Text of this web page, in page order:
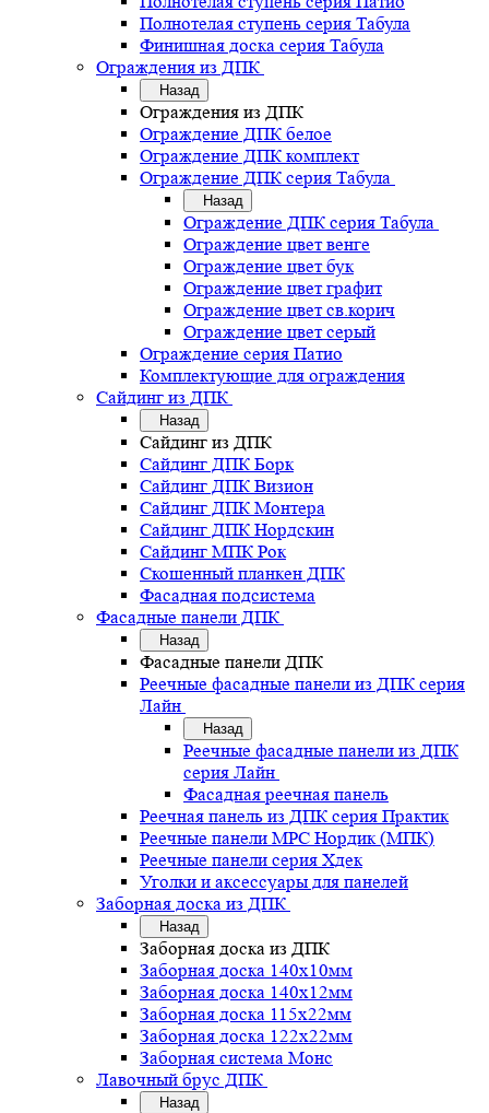
Полнотелая ступень серия Табула
Финишная доска серия Табула
Ограждения из ДПК
Назад
Ограждения из ДПК
Ограждение ДПК белое
Ограждение ДПК комплект
Ограждение ДПК серия Табула
Назад
Ограждение ДПК серия Табула
Ограждение цвет венге
Ограждение цвет бук
Ограждение цвет графит
Ограждение цвет св.корич
Ограждение цвет серый
Ограждение серия Патио
Комплектующие для ограждения
Сайдинг из ДПК
Назад
Сайдинг из ДПК
Сайдинг ДПК Борк
Сайдинг ДПК Визион
Сайдинг ДПК Монтера
Сайдинг ДПК Нордскин
Сайдинг МПК Рок
Скошенный планкен ДПК
Фасадная подсистема
Фасадные панели ДПК
Назад
Фасадные панели ДПК
Реечные фасадные панели из ДПК серия
Лайн
Назад
Реечные фасадные панели из ДПК
серия Лайн
Фасадная реечная панель
Реечная панель из ДПК серия Практик
Реечные панели MPC Нордик (МПК)
Реечные панели серия Хдек
Уголки и аксессуары для панелей
Заборная доска из ДПК
Назад
Заборная доска из ДПК
Заборная доска 140х10мм
Заборная доска 140х12мм
Заборная доска 115х22мм
Заборная доска 122х22мм
Заборная система Монс
Лавочный брус ДПК
Назад